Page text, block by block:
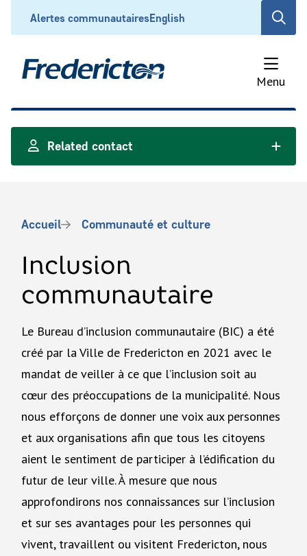
principal
Header
Alertes communautairesEnglish
Open
search
form
Menu
Related contact
Fil
Accueil Communauté et culture
Inclusion
communautaire
Le Bureau d’inclusion communautaire (BIC) a été
créé par la Ville de Fredericton en 2021 avec le
mandat de veiller à ce que l’inclusion soit au
cœur des préoccupations de la municipalité. Nous
nous efforçons de donner une voix aux personnes
et aux organisations afin que tous les citoyens
aient le sentiment de participer à l’édification du
futur de leur ville. À mesure que nous
approfondirons nos connaissances sur l’inclusion
et sur ses avantages pour les personnes qui
vivent, travaillent ou visitent Fredericton, nous